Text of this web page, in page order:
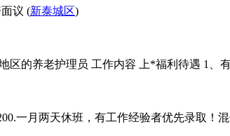
议 (新泰城区)
的养老护理员 工作内容 上*福利待遇 1、
一月两天休班，有工作经验者优先录取！混